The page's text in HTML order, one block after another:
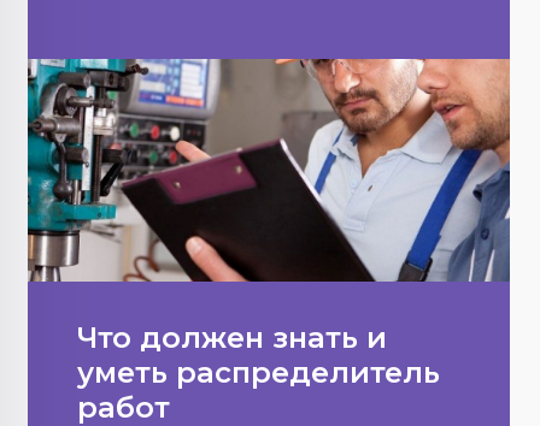
Что должен знать и
уметь распределитель
работ